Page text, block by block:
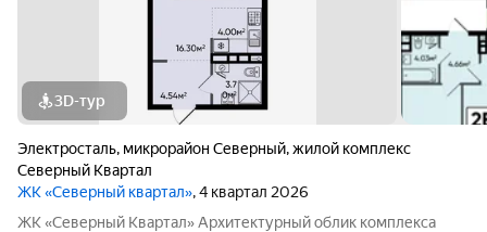
3D-тур
Электросталь, микрорайон Северный,жилой комплекс
Северный Квартал
ЖК «Северный квартал», 4 квартал 2026
ЖК «Северный Квартал» Архитектурный облик комплекса